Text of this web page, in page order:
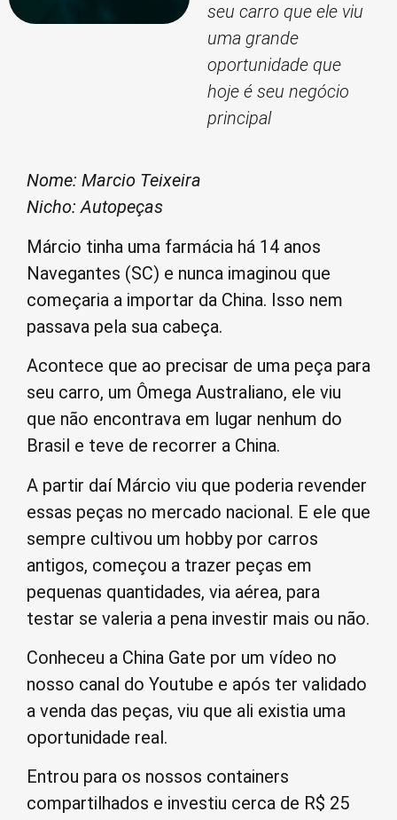
seu carro que ele viu
uma grande
oportunidade que
hoje é seu negócio
principal
Nome: Marcio Teixeira
Nicho: Autopeças
Márcio tinha uma farmácia há 14 anos
Navegantes (SC) e nunca imaginou que
começaria a importar da China. Isso nem
passava pela sua cabeça.
Acontece que ao precisar de uma peça para
seu carro, um Ômega Australiano, ele viu
que não encontrava em lugar nenhum do
Brasil e teve de recorrer a China.
A partir daí Márcio viu que poderia revender
essas peças no mercado nacional. E ele que
sempre cultivou um hobby por carros
antigos, começou a trazer peças em
pequenas quantidades, via aérea, para
testar se valeria a pena investir mais ou não.
Conheceu a China Gate por um vídeo no
nosso canal do Youtube e após ter validado
a venda das peças, viu que ali existia uma
oportunidade real.
Entrou para os nossos containers
compartilhados e investiu cerca de R$ 25